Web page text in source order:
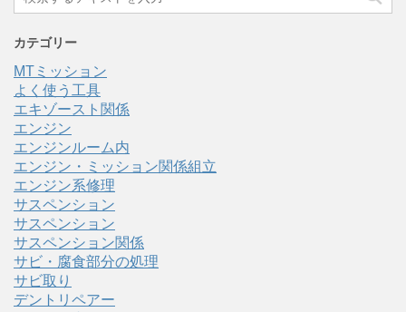
カテゴリー
MTミッション
よく使う工具
エキゾースト関係
エンジン
エンジンルーム内
エンジン・ミッション関係組立
エンジン系修理
サスペンション
サスペンション
サスペンション関係
サビ・腐食部分の処理
サビ取り
デントリペアー